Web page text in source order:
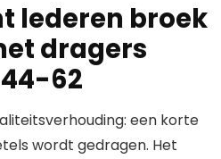
lederen broek
dragers
62
een korte
wordt gedragen. Het